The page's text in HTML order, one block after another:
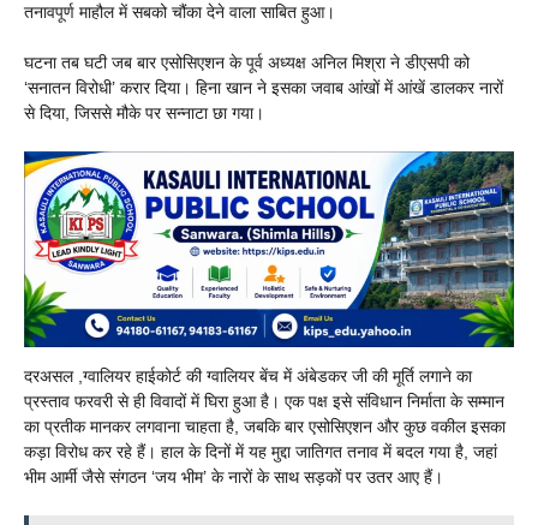
तनावपूर्ण माहौल में सबको चौंका देने वाला साबित हुआ।
घटना तब घटी जब बार एसोसिएशन के पूर्व अध्यक्ष अनिल मिश्रा ने डीएसपी को
‘सनातन विरोधी’ करार दिया। हिना खान ने इसका जवाब आंखों में आंखें डालकर नारों
से दिया, जिससे मौके पर सन्नाटा छा गया।
दरअसल ,ग्वालियर हाईकोर्ट की ग्वालियर बेंच में अंबेडकर जी की मूर्ति लगाने का
प्रस्ताव फरवरी से ही विवादों में घिरा हुआ है। एक पक्ष इसे संविधान निर्माता के सम्मान
का प्रतीक मानकर लगवाना चाहता है, जबकि बार एसोसिएशन और कुछ वकील इसका
कड़ा विरोध कर रहे हैं। हाल के दिनों में यह मुद्दा जातिगत तनाव में बदल गया है, जहां
भीम आर्मी जैसे संगठन ‘जय भीम’ के नारों के साथ सड़कों पर उतर आए हैं।